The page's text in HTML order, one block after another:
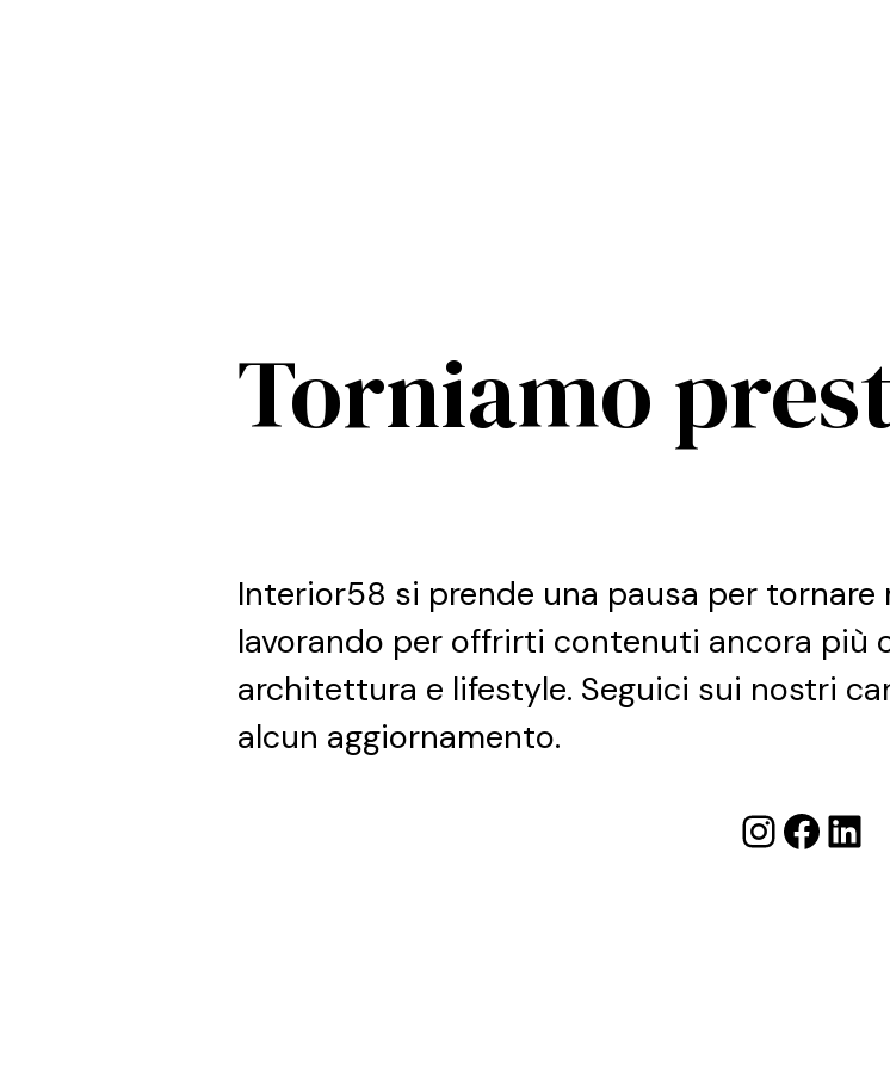
Torniamo
Interior58 si prende una pausa per tornare
lavorando per offrirti contenuti ancora più
architettura e lifestyle. Seguici sui nostri
alcun aggiornamento.